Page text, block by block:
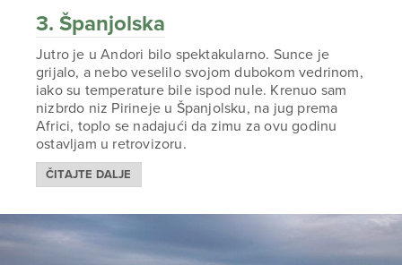
3. Španjolska
Jutro je u Andori bilo spektakularno. Sunce je
grijalo, a nebo veselilo svojom dubokom vedrinom,
iako su temperature bile ispod nule. Krenuo sam
nizbrdo niz Pirineje u Španjolsku, na jug prema
Africi, toplo se nadajući da zimu za ovu godinu
ostavljam u retrovizoru.
ČITAJTE DALJE